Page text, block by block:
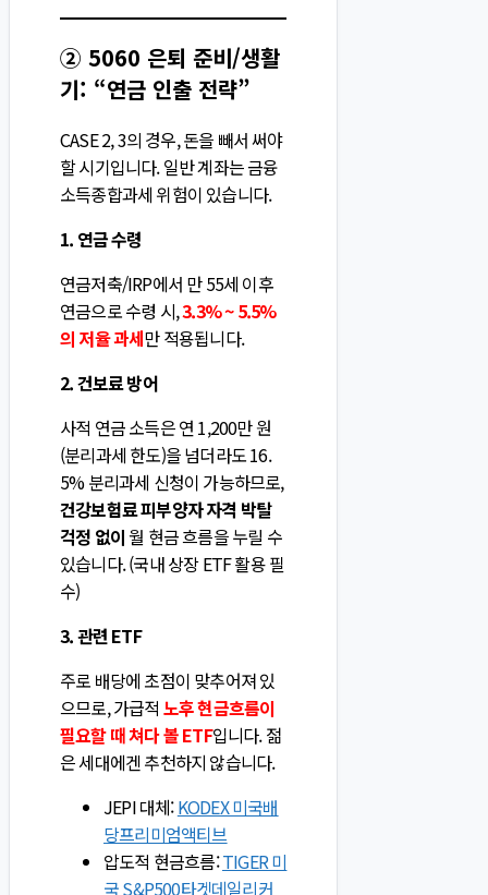
② 5060 은퇴 준비/생활
기: “연금 인출 전략”
CASE 2, 3의 경우, 돈을 빼서 써야
할 시기입니다. 일반 계좌는 금융
소득종합과세 위험이 있습니다.
1. 연금 수령
연금저축/IRP에서 만 55세 이후
연금으로 수령 시,3.3% ~ 5.5%
의 저율 과세만 적용됩니다.
2. 건보료 방어
사적 연금 소득은 연 1,200만 원
(분리과세 한도)을 넘더라도 16.
5% 분리과세 신청이 가능하므로,
건강보험료 피부양자 자격 박탈
걱정 없이월 현금 흐름을 누릴 수
있습니다. (국내 상장 ETF 활용 필
수)
3. 관련 ETF
주로 배당에 초점이 맞추어져 있
으므로, 가급적 노후 현금흐름이
필요할 때 쳐다 볼 ETF입니다. 젊
은 세대에겐 추천하지 않습니다.
JEPI 대체:KODEX 미국배
당프리미엄액티브
압도적 현금흐름:TIGER 미
국 S&P500타겟데일리커